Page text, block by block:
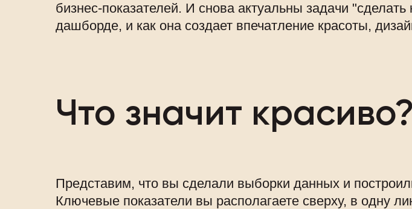
бизнес-показателей. И снова актуальны задачи
дашборде, и как она создает впечатление красоты,
Что значит красиво?
Представим, что вы сделали выборки данных и
Ключевые показатели вы располагаете сверху, в одну